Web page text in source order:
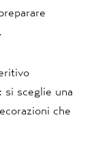
si sceglie una
che